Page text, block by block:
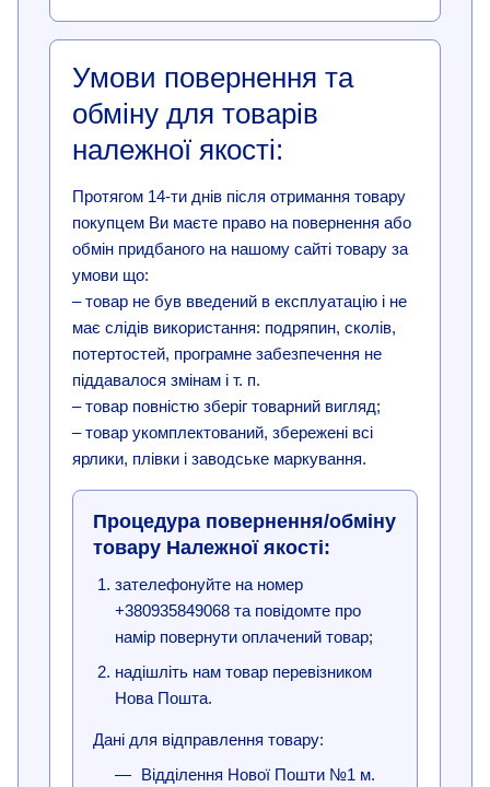
Умови повернення та
обміну для товарів
належної якості:
Протягом 14-ти днів після отримання товару
покупцем Ви маєте право на повернення або
обмін придбаного на нашому сайті товару за
умови що:
– товар не був введений в експлуатацію і не
має слідів використання: подряпин, сколів,
потертостей, програмне забезпечення не
піддавалося змінам і т. п.
– товар повністю зберіг товарний вигляд;
– товар укомплектований, збережені всі
ярлики, плівки і заводське маркування.
Процедура повернення/обміну
товару Належної якості:
зателефонуйте на номер
+380935849068 та повідомте про
намір повернути оплачений товар;
надішліть нам товар перевізником
Нова Пошта.
Дані для відправлення товару:
Відділення Нової Пошти №1 м.